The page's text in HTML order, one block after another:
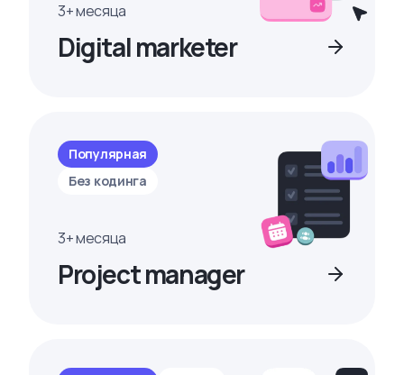
3+ месяца
Digital marketer
Популярная
Без кодинга
3+ месяца
Project manager